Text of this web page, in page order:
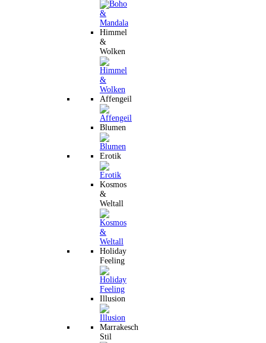
Himmel
&
Wolken
Affengeil
Blumen
Erotik
Kosmos
&
Weltall
Holiday
Feeling
Illusion
Marrakesch
Stil